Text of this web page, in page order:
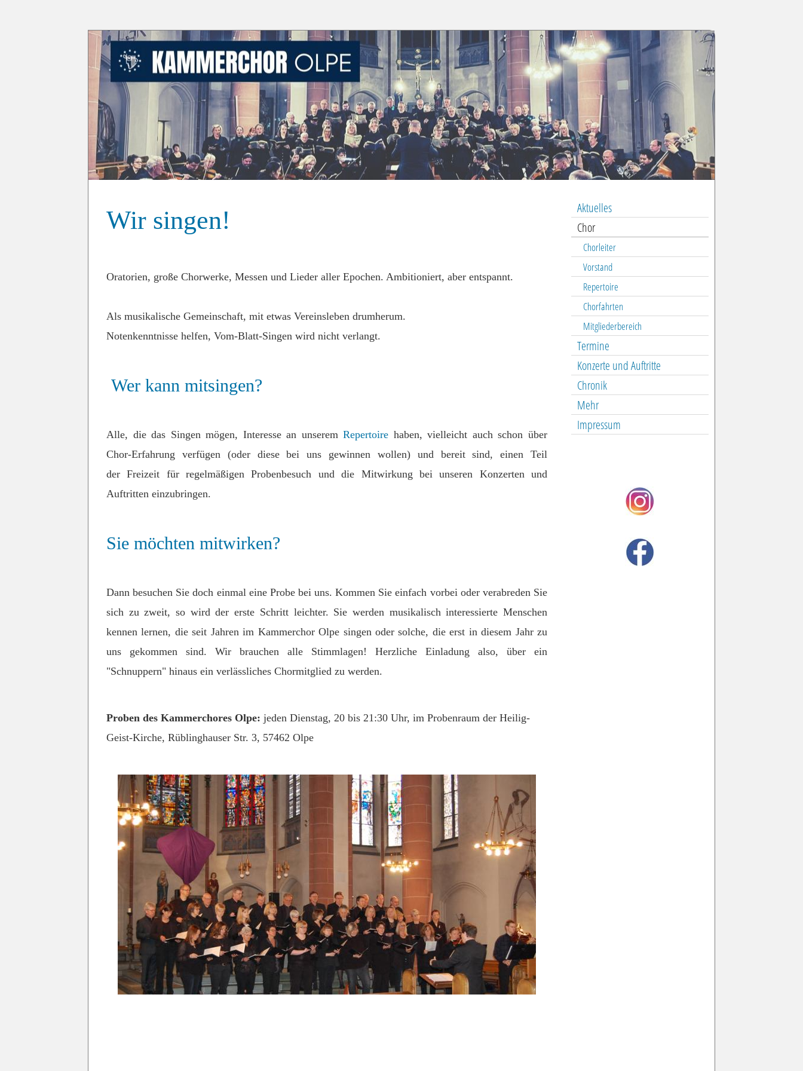
Aktuelles
Chor
Chorleiter
Vorstand
Repertoire
Chorfahrten
Mitgliederbereich
Termine
Konzerte und Auftritte
Chronik
Mehr
Impressum
Wir singen!
Oratorien, große Chorwerke, Messen und Lieder aller Epochen. Ambitioniert, aber entspannt.
Als musikalische Gemeinschaft, mit etwas Vereinsleben drumherum.
Notenkenntnisse helfen, Vom-Blatt-Singen wird nicht verlangt.
Wer kann mitsingen?
Alle, die das Singen mögen, Interesse an unseremRepertoire haben, vielleicht auch schon über
Chor-Erfahrung verfügen (oder diese bei uns gewinnen wollen) und bereit sind, einen Teil
der Freizeit für regelmäßigen Probenbesuch und die Mitwirkung bei unseren Konzerten und
Auftritten einzubringen.
Sie möchten mitwirken?
Dann besuchen Sie doch einmal eine Probe bei uns. Kommen Sie einfach vorbei oder verabreden Sie
sich zu zweit, so wird der erste Schritt leichter. Sie werden musikalisch interessierte Menschen
kennen lernen, die seit Jahren im Kammerchor Olpe singen oder solche, die erst in diesem Jahr zu
uns gekommen sind. Wir brauchen alle Stimmlagen! Herzliche Einladung also, über ein
"Schnuppern" hinaus ein verlässliches Chormitglied zu werden.
Proben des Kammerchores Olpe: jeden Dienstag, 20 bis 21:30 Uhr, im Probenraum der Heilig-
Geist-Kirche, Rüblinghauser Str. 3, 57462 Olpe